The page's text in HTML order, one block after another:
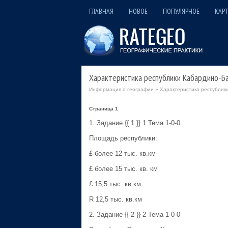
ГЛАВНАЯ НОВОЕ ПОПУЛЯРНОЕ
Характеристика республики Кабардино-
Информация о географии » Характеристика
Страница 1
1. Задание {{ 1 }} 1 Тема 1-0-0
Площадь республики:
£ более 12 тыс. кв.км
£ более 15 тыс. кв. км
£ 15,5 тыс. кв.км
R 12,5 тыс. кв.км
2. Задание {{ 2 }} 2 Тема 1-0-0